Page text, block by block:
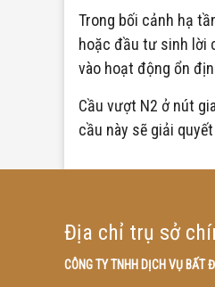
Trong bối cảnh hạ
hoặc đầu tư sinh lời
vào hoạt động ổn
Cầu vượt N2 ở nút
cầu này sẽ giải
Địa chỉ trụ sở
CÔNG TY TNHH DỊCH VỤ BẤT